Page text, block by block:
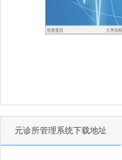
元诊所管理系统下载地址